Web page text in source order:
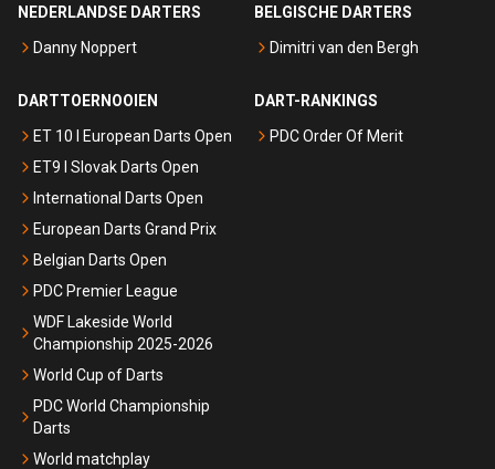
NEDERLANDSE DARTERS
Danny Noppert
BELGISCHE DARTERS
Dimitri van den Bergh
DARTTOERNOOIEN
ET 10 I European Darts Open
ET9 I Slovak Darts Open
International Darts Open
European Darts Grand Prix
Belgian Darts Open
PDC Premier League
WDF Lakeside World
Championship 2025-2026
World Cup of Darts
PDC World Championship
Darts
World matchplay
DART-RANKINGS
PDC Order Of Merit